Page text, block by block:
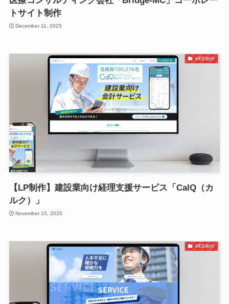
トサイト制作
December 11, 2025
WEB制作
【LP制作】建設業向け経理支援サービス「CalQ（カ
ルク）」
November 15, 2025
WEB制作